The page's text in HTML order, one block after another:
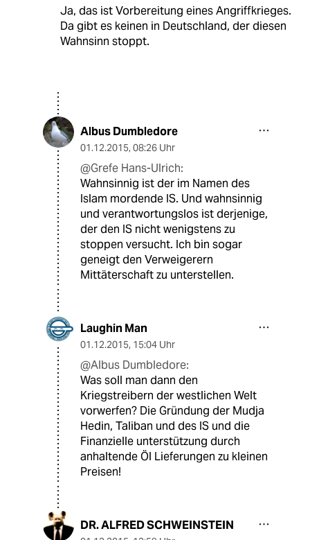
Ja, das ist Vorbereitung eines Angriffkrieges.
Da gibt es keinen in Deutschland, der diesen
Wahnsinn stoppt.
Albus Dumbledore
01.12.2015, 08:26 Uhr
@Grefe Hans-Ulrich:
Wahnsinnig ist der im Namen des
Islam mordende IS. Und wahnsinnig
und verantwortungslos ist derjenige,
der den IS nicht wenigstens zu
stoppen versucht. Ich bin sogar
geneigt den Verweigerern
Mittäterschaft zu unterstellen.
Laughin Man
01.12.2015, 15:04 Uhr
@Albus Dumbledore:
Was soll man dann den
Kriegstreibern der westlichen Welt
vorwerfen? Die Gründung der Mudja
Hedin, Taliban und des IS und die
Finanzielle unterstützung durch
anhaltende Öl Lieferungen zu kleinen
Preisen!
DR. ALFRED SCHWEINSTEIN